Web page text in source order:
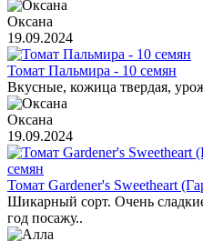
Оксана
19.09.2024
Томат Пальмира - 10 семян
Вкусные, кожица твердая,
Оксана
19.09.2024
Томат Gardener's Sweetheart
Шикарный сорт. Очень
год посажу..